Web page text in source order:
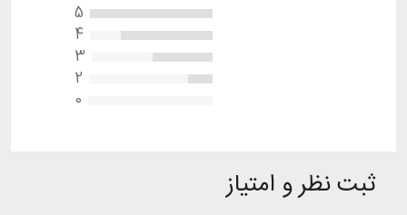
5
4
3
2
0
ثبت نظر و امتیاز